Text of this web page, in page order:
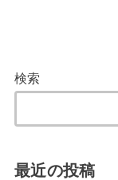
検索
最近の投稿